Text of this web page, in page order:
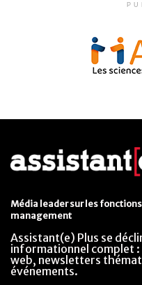
Média leader sur les
management
Assistant(e) Plus se
informationnel complet
web, newsletters
événements.